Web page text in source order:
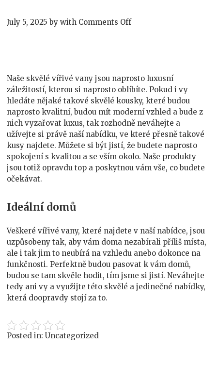
July 5, 2025 bywith Comments Offon
Naše skvělévířivé vany jsou naprosto luxusní
záležitostí, kterou si naprosto oblíbíte. Pokud i vy
hledáte nějaké takové skvělé kousky, které budou
naprosto kvalitní, budou mít moderní vzhled a bude z
nich vyzařovat luxus, tak rozhodně neváhejte a
užívejte si právě naší nabídku, ve které přesně takové
kusy najdete. Můžete si být jistí, že budete naprosto
spokojení s kvalitou a se vším okolo. Naše produkty
jsou totiž opravdu top a poskytnou vám vše, co budete
očekávat.
Ideální domů
Veškeré vířivé vany, které najdete v naší nabídce, jsou
uzpůsobeny tak, aby vám doma nezabírali příliš místa,
ale i tak jim to neubírá na vzhledu anebo dokonce na
funkčnosti. Perfektně budou pasovat k vám domů,
budou se tam skvěle hodit, tím jsme si jistí. Neváhejte
tedy ani vy a využijte této skvělé a jedinečné nabídky,
která doopravdy stojí za to.
Posted in: Uncategorized